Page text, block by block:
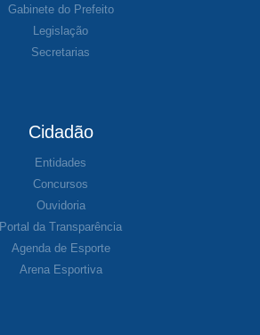
Gabinete do Prefeito
Legislação
Secretarias
Cidadão
Entidades
Concursos
Ouvidoria
Portal da Transparência
Agenda de Esporte
Arena Esportiva